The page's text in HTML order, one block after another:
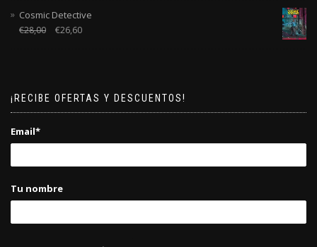
Cosmic Detective
€28,00 €26,60
¡RECIBE OFERTAS Y DESCUENTOS!
Email*
Tu nombre